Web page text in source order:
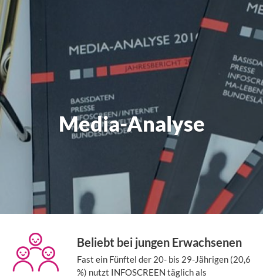
Media-Analyse
Beliebt bei jungen Erwachsenen
Fast ein Fünftel der 20- bis 29-Jährigen (20,6
%) nutzt INFOSCREEN täglich als